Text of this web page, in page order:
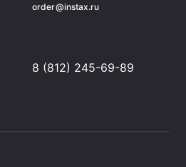
order@instax.ru
8 (812) 245-69-89